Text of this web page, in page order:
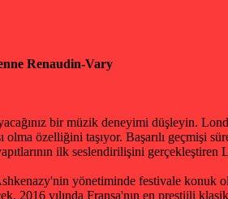
Renaudin-Vary
bir müzik deneyimi düşleyin.
özelliğini taşıyor. Başarılı geçmişi
ilk seslendirilişini
yönetiminde festivale konuk
2016 yılında Fransa'nın en prestijli